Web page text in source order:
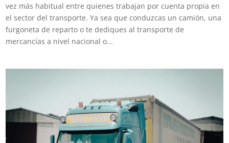
vez más habitual entre quienes trabajan por cuenta propia en
el sector del transporte. Ya sea que conduzcas un camión, una
furgoneta de reparto o te dediques al transporte de
mercancías a nivel nacional o...